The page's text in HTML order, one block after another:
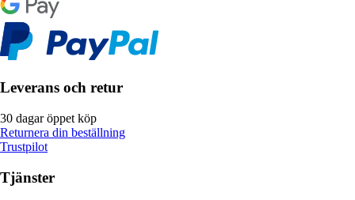
Leverans och retur
30 dagar öppet köp
Returnera din beställning
Trustpilot
Tjänster